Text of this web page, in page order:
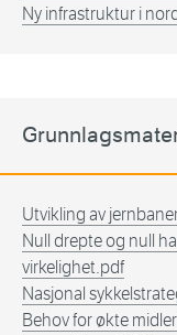
Ny infrastruktur i
Utvikling av
Null drepte og null
virkelighet.pdf
Nasjonal
Behov for økte